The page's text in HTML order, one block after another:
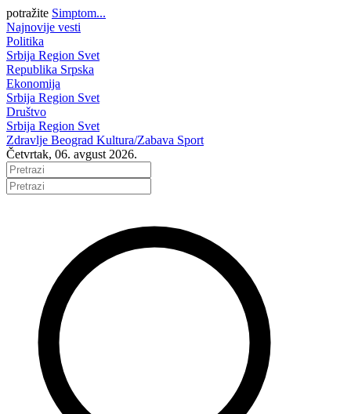
potražite Simptom...
Najnovije vesti
Politika
Srbija Region Svet
Republika Srpska
Ekonomija
Srbija Region Svet
Društvo
Srbija Region Svet
Zdravlje Beograd Kultura/Zabava Sport
Četvrtak, 06. avgust 2026.